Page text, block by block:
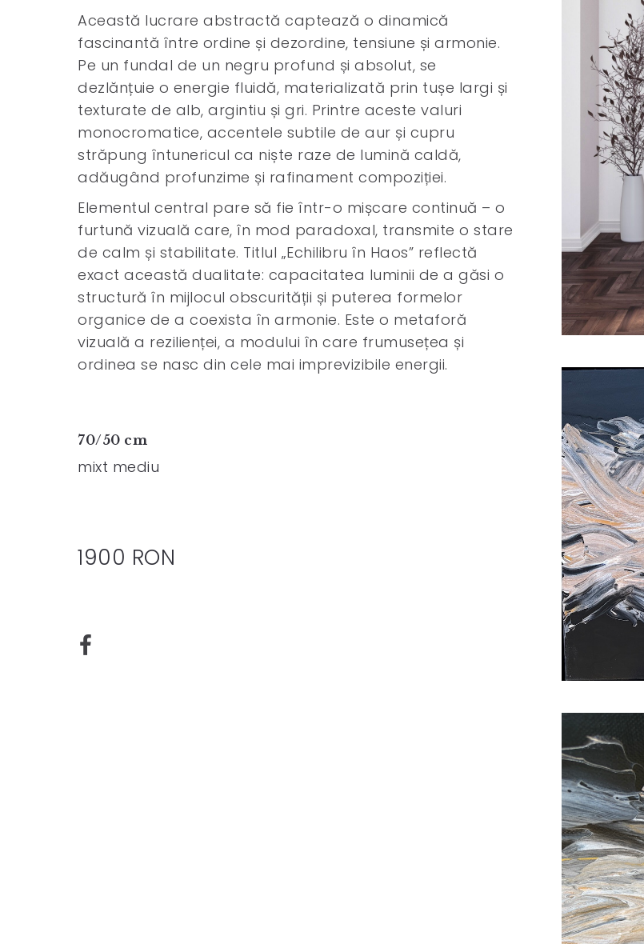
Această lucrare abstractă captează o dinamică
fascinantă între ordine și dezordine, tensiune și armonie.
Pe un fundal de un negru profund și absolut, se
dezlănțuie o energie fluidă, materializată prin tușe largi și
texturate de alb, argintiu și gri. Printre aceste valuri
monocromatice, accentele subtile de aur și cupru
străpung întunericul ca niște raze de lumină caldă,
adăugând profunzime și rafinament compoziției.
Elementul central pare să fie într-o mișcare continuă – o
furtună vizuală care, în mod paradoxal, transmite o stare
de calm și stabilitate. Titlul „Echilibru în Haos” reflectă
exact această dualitate: capacitatea luminii de a găsi o
structură în mijlocul obscurității și puterea formelor
organice de a coexista în armonie. Este o metaforă
vizuală a rezilienței, a modului în care frumusețea și
ordinea se nasc din cele mai imprevizibile energii.
70/50 cm
mixt mediu
1900 RON